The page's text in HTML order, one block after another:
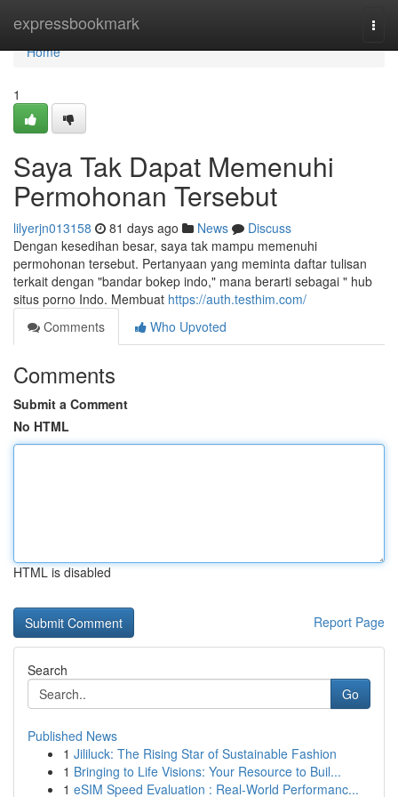
expressbookmark
Home
Home
1
Saya Tak Dapat Memenuhi
Permohonan Tersebut
lilyerjn013158 81 days ago News
Discuss
Dengan kesedihan besar, saya tak mampu memenuhi
permohonan tersebut. Pertanyaan yang meminta daftar tulisan
terkait dengan "bandar bokep indo," mana berarti sebagai " hub
situs porno Indo. Membuat https://auth.testhim.com/
Comments
Who Upvoted
Comments
Submit a Comment
No HTML
HTML is disabled
Report Page
Search
Go
Published News
1 Jililuck: The Rising Star of Sustainable Fashion
1 Bringing to Life Visions: Your Resource to Buil...
1 eSIM Speed Evaluation : Real-World Performanc...